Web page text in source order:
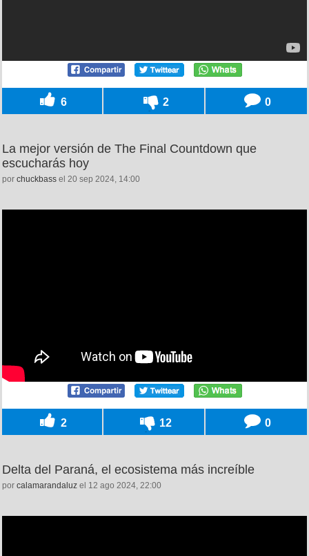
6 2 0
La mejor versión de The Final Countdown que
escucharás hoy
por chuckbass el 20 sep 2024, 14:00
2 12 0
Delta del Paraná, el ecosistema más increíble
por calamarandaluz el 12 ago 2024, 22:00